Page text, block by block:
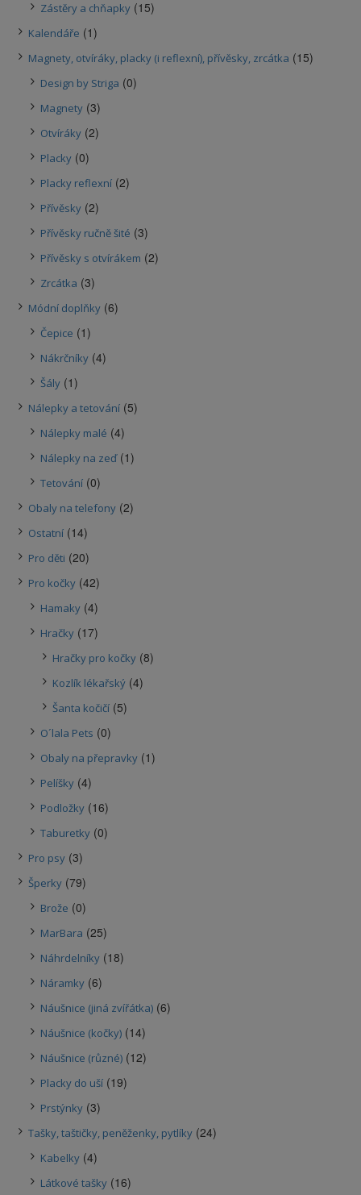
Zástěry a chňapky (15)
Kalendáře (1)
Magnety, otvíráky, placky (i reflexní), přívěsky, zrcátka (15)
Design by Striga (0)
Magnety (3)
Otvíráky (2)
Placky (0)
Placky reflexní (2)
Přívěsky (2)
Přívěsky ručně šité (3)
Přívěsky s otvírákem (2)
Zrcátka (3)
Módní doplňky (6)
Čepice (1)
Nákrčníky (4)
Šály (1)
Nálepky a tetování (5)
Nálepky malé (4)
Nálepky na zeď (1)
Tetování (0)
Obaly na telefony (2)
Ostatní (14)
Pro děti (20)
Pro kočky (42)
Hamaky (4)
Hračky (17)
Hračky pro kočky (8)
Kozlík lékařský (4)
Šanta kočičí (5)
O´lala Pets (0)
Obaly na přepravky (1)
Pelíšky (4)
Podložky (16)
Taburetky (0)
Pro psy (3)
Šperky (79)
Brože (0)
MarBara (25)
Náhrdelníky (18)
Náramky (6)
Náušnice (jiná zvířátka) (6)
Náušnice (kočky) (14)
Náušnice (různé) (12)
Placky do uší (19)
Prstýnky (3)
Tašky, taštičky, peněženky, pytlíky (24)
Kabelky (4)
Látkové tašky (16)